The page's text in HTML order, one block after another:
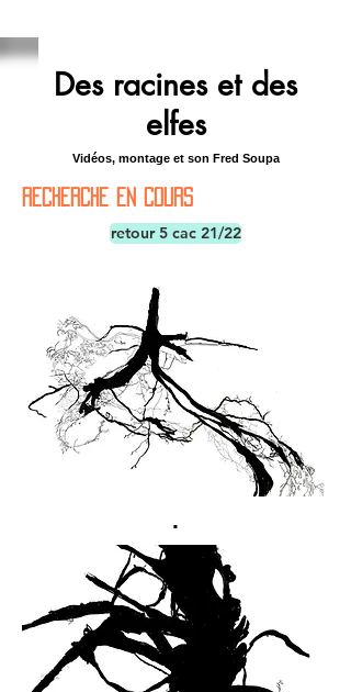
Des racines et des
elfes
Vidéos, montage et son Fred Soupa
RECHERCHE en cours
retour 5 cac 21/22
.